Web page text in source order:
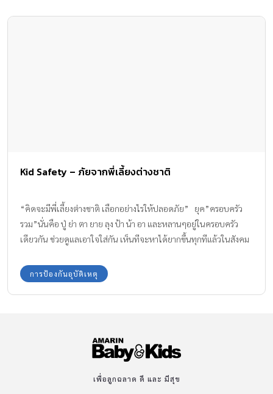
Kid Safety – ภัยจากพี่เลี้ยงต่างชาติ
“คิดจะมีพี่เลี้ยงต่างชาติ เลือกอย่างไรให้ปลอดภัย” ยุค”ครอบครัว
รวม”นั่นคือ ปู่ ย่า ตา ยาย ลุง ป้า น้า อา และหลานๆอยู่ในครอบครัว
เดียวกัน ช่วยดูแลเอาใจใส่กัน เห็นทีจะหาได้ยากขึ้นทุกทีแล้วในสังคม
เพียงพ่อและแม่ช่วยกันดูแล) “ครอบครัวเลี้ยงเดี่ยว”(มีเพียงพ่อหรือมี
เพียงแม่เท่านั้นที่เลี้ยงดู) และมีไม่น้อยเลย ที่อยู่กับ “ใครก็ไม่รู้”ซึ่งเรียก
ของตนอยู่กับ“ใครก็ไม่รู้”โดยลำพัง แม้เพียงชั่วแว่บเดียวก็ตาม โดย
มากจึงอาศัยญาติสนิทมิตรสหายช่วยกันแนะนำหรือติดต่อผ่านทางศูนย์
พี่เลี้ยงซึ่งมีตัวตน มีสถานที่ชัดเจน มีสถาบันที่น่าเชื่อถือได้ให้การรับรอง
การป้องกันอุบัติเหตุ
เพื่อลูกฉลาด ดี และ มีสุข